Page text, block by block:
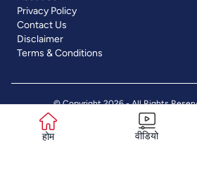
होम वीडियो
Privacy Policy
Contact Us
Disclaimer
Terms & Conditions
© Copyright 2026 - All Rights